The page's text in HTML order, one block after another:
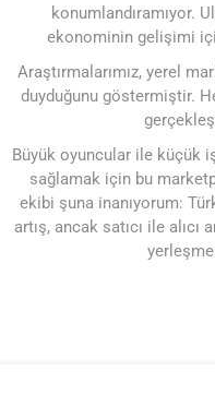
konumlandıramıyor.
ekonominin gelişimi
Araştırmalarımız, yerel
duyduğunu göstermiştir.
Büyük oyuncular ile küçük
sağlamak için bu
ekibi şuna inanıyorum:
artış, ancak satıcı ile